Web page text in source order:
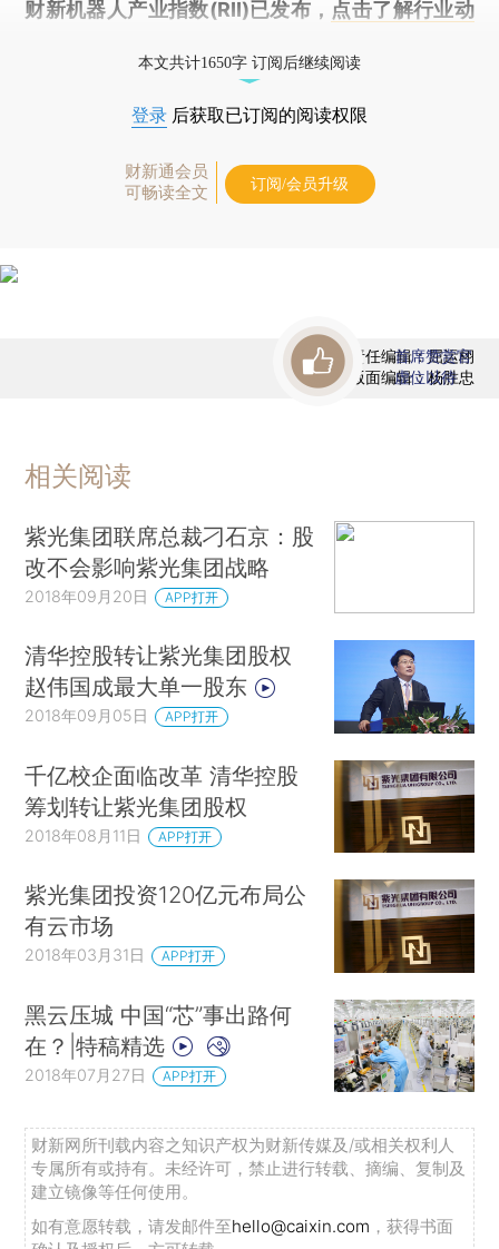
财新机器人产业指数(RII)已发布， 点击了解行业动
本文共计1650字 订阅后继续阅读
登录 后获取已订阅的阅读权限
财新通会员
可畅读全文
订阅/会员升级
责任编辑：屈运栩
版面编辑：杨胜忠
首席赞赏官
虚位以待
相关阅读
紫光集团联席总裁刁石京：股
改不会影响紫光集团战略
2018年09月20日 APP打开
清华控股转让紫光集团股权
赵伟国成最大单一股东
2018年09月05日 APP打开
千亿校企面临改革 清华控股
筹划转让紫光集团股权
2018年08月11日 APP打开
紫光集团投资120亿元布局公
有云市场
2018年03月31日 APP打开
黑云压城 中国“芯”事出路何
在？|特稿精选
2018年07月27日 APP打开
财新网所刊载内容之知识产权为财新传媒及/或相关权利人
专属所有或持有。未经许可，禁止进行转载、摘编、复制及
建立镜像等任何使用。
如有意愿转载，请发邮件至hello@caixin.com ，获得书面